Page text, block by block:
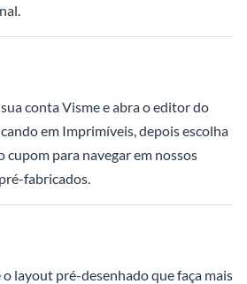
conta Visme e abra o editor do
em Imprimíveis, depois escolha
cupom para navegar em nossos
fabricados.
o layout pré-desenhado que faça mais